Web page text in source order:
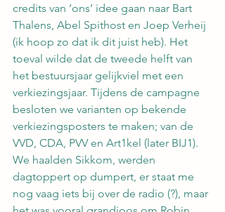
credits van ‘ons’ idee gaan naar Bart
Thalens, Abel Spithost en Joep Verheij
(ik hoop zo dat ik dit juist heb). Het
toeval wilde dat de tweede helft van
het bestuursjaar gelijkviel met een
verkiezingsjaar. Tijdens de campagne
besloten we varianten op bekende
verkiezingsposters te maken; van de
VVD, CDA, PVV en Art1kel (later BIJ1).
We haalden Sikkom , werden
dagtoppert op dumpert , er staat me
nog vaag iets bij over de radio (?), maar